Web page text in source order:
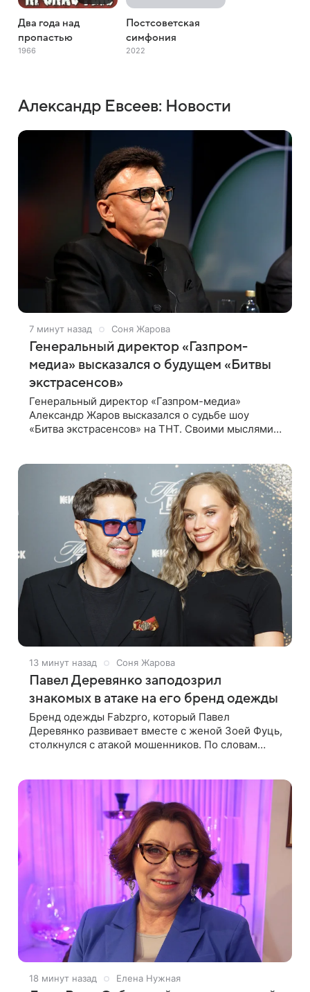
Два года над
пропастью
1966
Постсоветская
симфония
2022
Александр Евсеев: Новости
7 минут назад Соня Жарова
Генеральный директор «Газпром-
медиа» высказался о будущем «Битвы
экстрасенсов»
Генеральный директор «Газпром-медиа»
Александр Жаров высказался о судьбе шоу
«Битва экстрасенсов» на ТНТ. Своими мыслями
13 минут назад Соня Жарова
Павел Деревянко заподозрил
знакомых в атаке на его бренд одежды
Бренд одежды Fabzpro, который Павел
Деревянко развивает вместе с женой Зоей Фуць,
столкнулся с атакой мошенников. По словам
18 минут назад Елена Нужная